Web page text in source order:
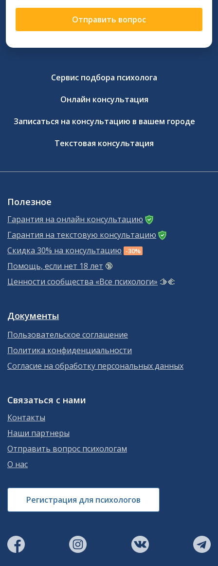
Отправить вопрос
Сервис подбора психолога
Онлайн консультация
Записаться на консультацию в вашем городе
Текстовая консультация
Полезное
Гарантия на онлайн консультацию
Гарантия на текстовую консультацию
Скидка 30% на консультацию -30%
Помощь, если нет 18 лет 🔞
Ценности сообщества «Все психологи» 🫱‍🫲
Документы
Пользовательское соглашение
Политика конфиденциальности
Согласие на обработку персональных данных
Связаться с нами
Контакты
Наши партнеры
Отправить вопрос психологам
О нас
Регистрация для психологов